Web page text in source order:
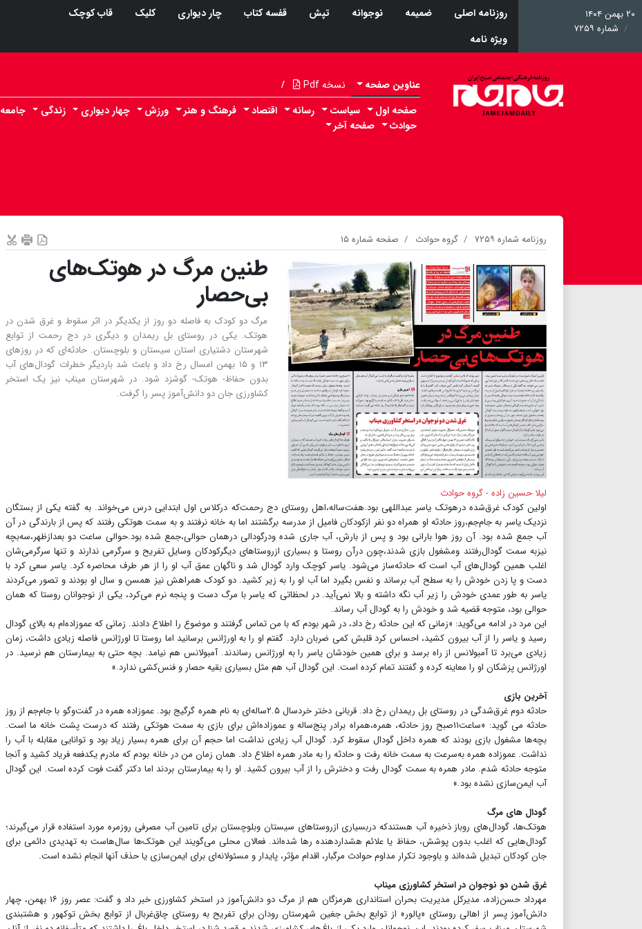
۲۰ بهمن ۱۴۰۴
شماره ۷۲۵۹
روزنامه اصلی ضمیمه نوجوانه تپش قفسه کتاب چار دیواری کلیک
قاب کوچک
ویژه نامه
عناوین صفحه نسخه Pdf /
صفحه اول سیاست رسانه اقتصاد فرهنگ و هنر ورزش چهار دیواری زندگی جامعه
حوادث
صفحه آخر
روزنامه شماره ۷۲۵۹ گروه حوادث صفحه شماره ۱۵
طنین مرگ در هوتک‌های
بی‌حصار
مرگ دو کودک به فاصله دو روز از یکدیگر در اثر سقوط و غرق شدن در
هوتک. یکی در روستای بل ریمدان و دیگری در دج رحمت از توابع
شهرستان دشتیاری استان سیستان و بلوچستان. حادثه‌ای که در روزهای
۱۳ و ۱۵ بهمن امسال رخ داد و باعث شد باردیگر خطرات گودال‌های آب
بدون حفاظ- هوتک- گوشزد شود. در شهرستان میناب نیز یک استخر
کشاورزی جان دو دانش‌آموز پسر را گرفت.
لیلا حسین زاده - گروه حوادث
اولین کودک غرق‌شده درهوتک یاسر عبداللهی بود.هفت‌ساله،اهل روستای دج رحمت‌که درکلاس اول ابتدایی درس می‌خواند. به گفته یکی از بستگان
نزدیک یاسر به جام‌جم،روز حادثه او همراه دو نفر ازکودکان فامیل از مدرسه برگشتند اما به خانه نرفتند و به سمت هوتکی رفتند که پس از بارندگی در آن
آب جمع شده بود. آن روز هوا بارانی بود و پس از بارش، آب جاری شده ودرگودالی درهمان حوالی،جمع شده بود.حوالی ساعت دو بعدازظهر،سه‌بچه
نیزبه سمت گودال‌رفتند ومشغول بازی شدند،چون درآن روستا و بسیاری ازروستاهای دیگرکودکان وسایل تفریح و سرگرمی ندارند و تنها سرگرمی‌شان
اغلب همین گودال‌های آب است که حادثه‌ساز می‌شود. یاسر کوچک وارد گودال شد و ناگهان عمق آب او را از هر طرف محاصره کرد. یاسر سعی کرد با
دست و پا زدن خودش را به سطح آب برساند و نفس بگیرد اما آب او را به زیر کشید. دو کودک همراهش نیز همسن و سال او بودند و تصور می‌کردند
یاسر به طور عمدی خودش را زیر آب نگه داشته و بالا نمی‌آید. در لحظاتی که یاسر با مرگ دست و پنجه نرم می‌کرد، یکی از نوجوانان روستا که همان
حوالی بود، متوجه قضیه شد و خودش را به گودال آب رساند.
این مرد در ادامه می‌گوید: «زمانی که این حادثه رخ داد، در شهر بودم که با من تماس گرفتند و موضوع را اطلاع دادند. زمانی که عموزاده‌ام به بالای گودال
رسید و یاسر را از آب بیرون کشید، احساس کرد قلبش کمی ضربان دارد. گفتم او را به اورژانس برسانید اما روستا تا اورژانس فاصله زیادی داشت، زمان
زیادی می‌برد تا آمبولانس از راه برسد و برای همین خودشان یاسر را به اورژانس رساندند. آمبولانس هم نیامد. بچه حتی به بیمارستان هم نرسید. در
اورژانس پزشکان او را معاینه کرده و گفتند تمام کرده است. این گودال آب هم مثل بسیاری بقیه حصار و فنس‌کشی ندارد.»
آخرین بازی
حادثه دوم غرق‌شدگی در روستای بل ریمدان رخ داد. قربانی دختر خردسال ۲.۵ساله‌ای به نام همره گرگیج بود. عموزاده همره در گفت‌وگو با جام‌جم از روز
حادثه می گوید: «ساعت۱۱صبح روز حادثه، همره،همراه برادر پنج‌ساله و عموزاده‌اش برای بازی به سمت هوتکی رفتند که درست پشت خانه ما است.
بچه‌ها مشغول بازی بودند که همره داخل گودال سقوط کرد. گودال آب زیادی نداشت اما حجم آن برای همره بسیار زیاد بود و توانایی مقابله با آب را
نداشت. عموزاده همره به‌سرعت به سمت خانه رفت و حادثه را به مادر همره اطلاع داد. همان زمان من در خانه بودم که مادرم یکدفعه فریاد کشید و آنجا
متوجه حادثه شدم. مادر همره به سمت گودال رفت و دخترش را از آب بیرون کشید. او را به بیمارستان بردند اما دکتر گفت فوت کرده است. این گودال
آب ایمن‌سازی نشده بود.»
گودال های مرگ
هوتک‌ها، گودال‌های روباز ذخیره آب هستندکه دربسیاری ازروستاهای سیستان وبلوچستان برای تامین آب مصرفی روزمره مورد استفاده قرار می‌گیرند؛
گودال‌هایی که اغلب بدون پوشش، حفاظ یا علائم هشداردهنده رها شده‌اند. فعالان محلی می‌گویند این هوتک‌ها سال‌هاست به تهدیدی دائمی برای
جان کودکان تبدیل شده‌اند و باوجود تکرار مداوم حوادث مرگبار، اقدام مؤثر، پایدار و مسئولانه‌ای برای ایمن‌سازی یا حذف آنها انجام نشده است.
غرق شدن دو نوجوان در استخر کشاورزی میناب
مهرداد حسن‌زاده، مدیرکل مدیریت بحران استانداری هرمزگان هم از مرگ دو دانش‌آموز در استخر کشاورزی خبر داد و گفت: عصر روز ۱۶ بهمن‌، چهار
دانش‌آموز پسر از اهالی روستای «پالور» از توابع بخش جغین شهرستان رودان برای تفریح به روستای چاق‌غربال از توابع بخش توکهور و هشتبندی